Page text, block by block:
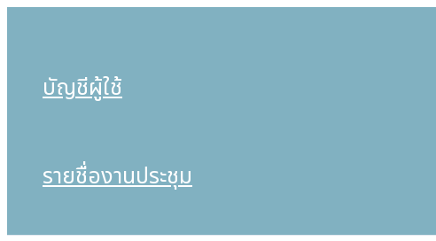
บัญชีผู้ใช้
รายชื่องานประชุม